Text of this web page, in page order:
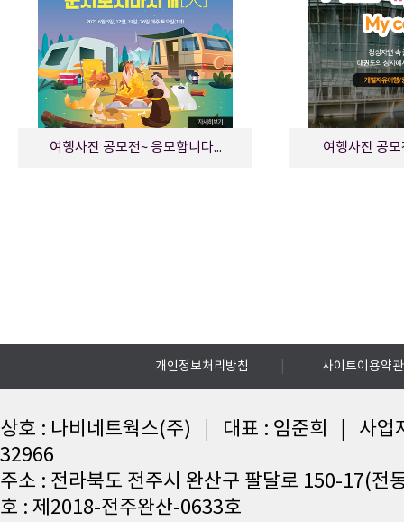
여행사진 공모전~ 응모합니다... 여행사진 공
개인정보처리방침 사이트이용약관
상호 : 나비네트웍스(주) | 대표 : 임준희 | 사업
32966
주소 : 전라북도 전주시 완산구 팔달로 150-17(전
호 : 제2018-전주완산-0633호